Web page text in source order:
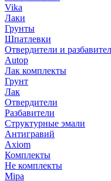
Vika
Лаки
Грунты
Шпатлевки
Отвердители и
Autop
Лак комплекты
Грунт
Лак
Отвердители
Разбавители
Структурные эмали
Антигравий
Axiom
Комплекты
Не комплекты
Mipa